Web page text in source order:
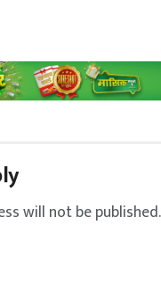
will not be published.